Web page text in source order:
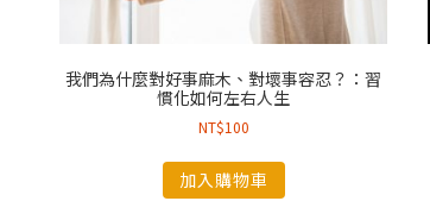
我們為什麼對好事麻木、對壞事容忍？：習
慣化如何左右人生
NT$100
加入購物車